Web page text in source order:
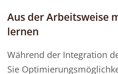
Aus der Arbeitsweise
lernen
Während der Integration
Sie